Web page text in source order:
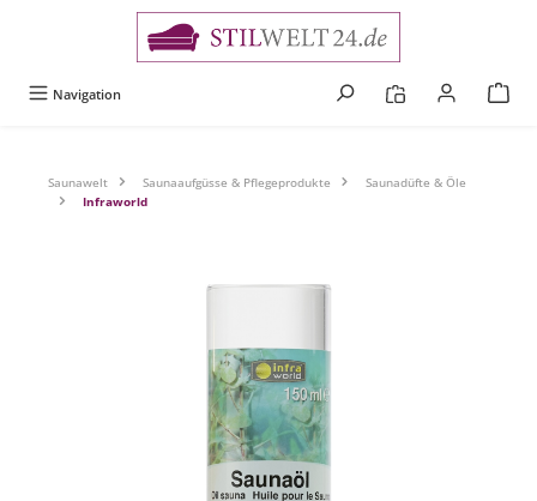
Navigation
Saunawelt Saunaaufgüsse & Pflegeprodukte
Saunadüfte & Öle
Infraworld
Bildergalerie überspringen